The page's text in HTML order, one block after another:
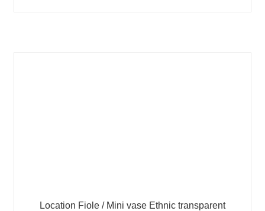
Location Fiole / Mini vase Ethnic transparent